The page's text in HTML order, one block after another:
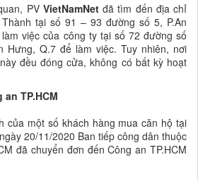
PV VietNamNetđã tìm đến địa chỉ
tại số 91 – 93 đường số 5, P.An
việc của công ty tại số 72 đường số
Hưng, Q.7 để làm việc. Tuy nhiên, nơi
đều đóng cửa, không có bất kỳ hoạt
TP.HCM
của một số khách hàng mua căn hộ tại
20/11/2020 Ban tiếp công dân thuộc
đã chuyển đơn đến Công an TP.HCM